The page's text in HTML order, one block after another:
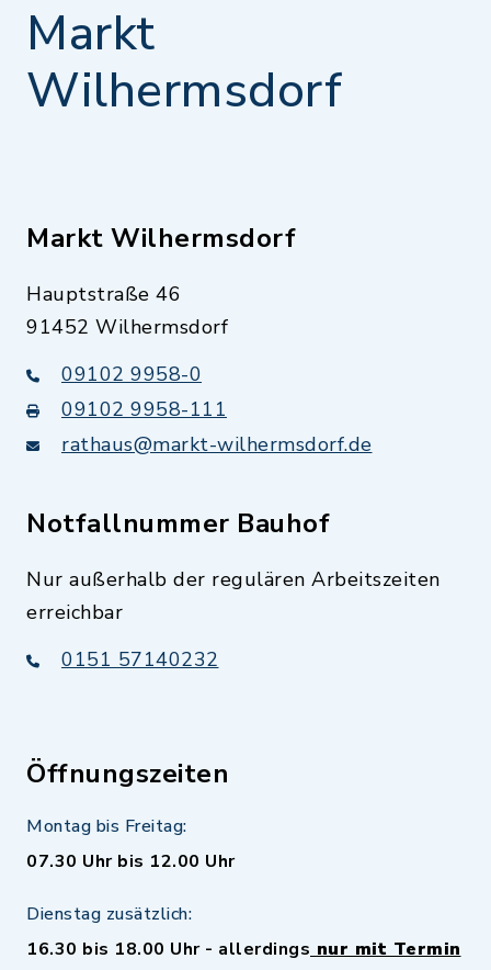
Markt
Wilhermsdorf
Markt Wilhermsdorf
Hauptstraße 46
91452 Wilhermsdorf
09102 9958-0
09102 9958-111
rathaus@markt-wilhermsdorf.de
Notfallnummer Bauhof
Nur außerhalb der regulären Arbeitszeiten
erreichbar
0151 57140232
Öffnungszeiten
Montag bis Freitag:
07.30 Uhr bis 12.00 Uhr
Dienstag zusätzlich:
16.30 bis 18.00 Uhr - allerdings nur mit Termin